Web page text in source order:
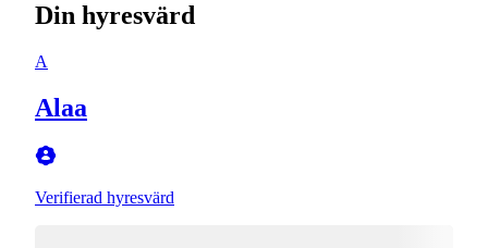
Din hyresvärd
A
Alaa
Verifierad hyresvärd